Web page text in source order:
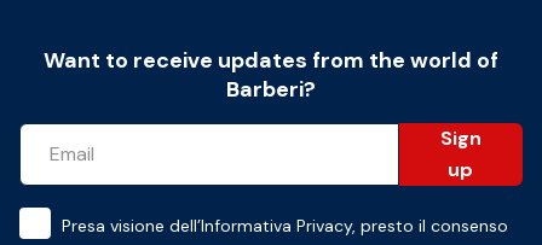
Want to receive updates from the world of
Barberi?
Sign
up
Presa visione dell’Informativa Privacy, presto il consenso